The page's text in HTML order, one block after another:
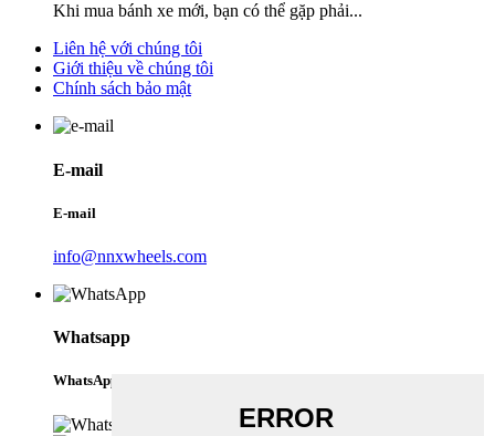
Khi mua bánh xe mới, bạn có thể gặp phải...
Liên hệ với chúng tôi
Giới thiệu về chúng tôi
Chính sách bảo mật
E-mail
E-mail
info@nnxwheels.com
Whatsapp
WhatsApp